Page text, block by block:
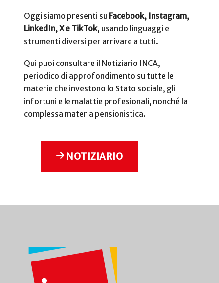
Oggi siamo presenti su Facebook, Instagram,
LinkedIn, X e TikTok, usando linguaggi e
strumenti diversi per arrivare a tutti.
Qui puoi consultare il Notiziario INCA,
periodico di approfondimento su tutte le
materie che investono lo Stato sociale, gli
infortuni e le malattie profesionali, nonché la
complessa materia pensionistica.
NOTIZIARIO